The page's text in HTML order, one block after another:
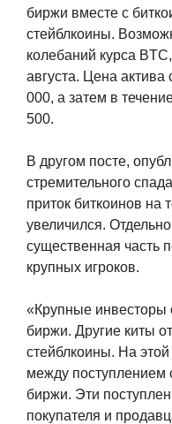
биржи вместе с
стейблкоины.
колебаний курса
августа. Цена
000, а затем в
500.
В другом посте,
стремительного
приток биткоинов на
увеличился.
существенная часть
крупных игроков.
«Крупные инвесторы
биржи. Другие киты
стейблкоины. На
между поступлением
биржи. Эти
покупателя и